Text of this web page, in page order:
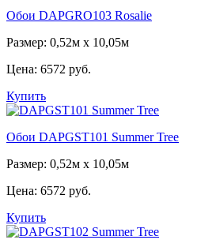
Обои DAPGRO103 Rosalie
Размер: 0,52м х 10,05м
Цена: 6572 руб.
Купить
Обои DAPGST101 Summer Tree
Размер: 0,52м х 10,05м
Цена: 6572 руб.
Купить